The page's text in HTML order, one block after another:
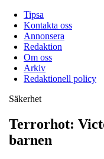
Tipsa
Kontakta oss
Annonsera
Redaktion
Om oss
Arkiv
Redaktionell policy
Säkerhet
Terrorhot:
barnen